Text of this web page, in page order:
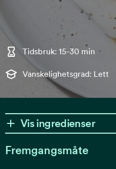
Tidsbruk: 15-30 min
Vanskelighetsgrad: Lett
Vis ingredienser
Fremgangsmåte